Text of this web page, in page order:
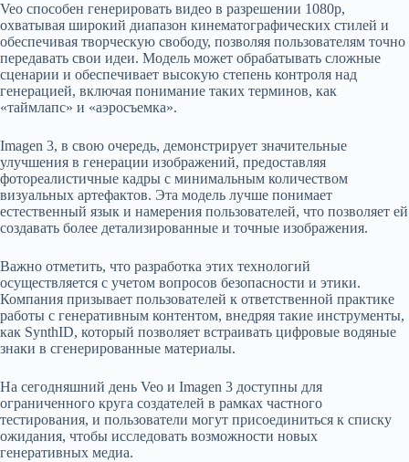
Veo способен генерировать видео в разрешении 1080p,
охватывая широкий диапазон кинематографических стилей и
обеспечивая творческую свободу, позволяя пользователям точно
передавать свои идеи. Модель может обрабатывать сложные
сценарии и обеспечивает высокую степень контроля над
генерацией, включая понимание таких терминов, как
«таймлапс» и «аэросъемка».
Imagen 3, в свою очередь, демонстрирует значительные
улучшения в генерации изображений, предоставляя
фотореалистичные кадры с минимальным количеством
визуальных артефактов. Эта модель лучше понимает
естественный язык и намерения пользователей, что позволяет ей
создавать более детализированные и точные изображения.
Важно отметить, что разработка этих технологий
осуществляется с учетом вопросов безопасности и этики.
Компания призывает пользователей к ответственной практике
работы с генеративным контентом, внедряя такие инструменты,
как SynthID, который позволяет встраивать цифровые водяные
знаки в сгенерированные материалы.
На сегодняшний день Veo и Imagen 3 доступны для
ограниченного круга создателей в рамках частного
тестирования, и пользователи могут присоединиться к списку
ожидания, чтобы исследовать возможности новых
генеративных медиа.